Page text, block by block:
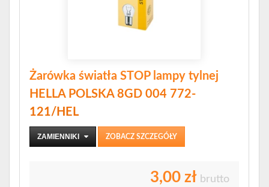
Żarówka światła STOP lampy tylnej
HELLA POLSKA 8GD 004 772-
121/HEL
ZAMIENNIKI ZOBACZ SZCZEGÓŁY
3,00 zł brutto